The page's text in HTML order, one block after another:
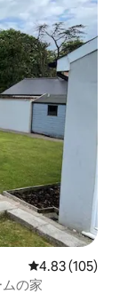
レビュー105
4.83 (105)
の家